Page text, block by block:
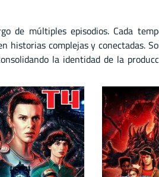
de múltiples episodios. Cada
historias complejas y conectadas.
la identidad de la